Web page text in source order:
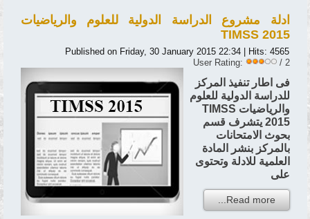
ادلة مشروع الدراسة الدولية للعلوم والرياضيات
TIMSS 2015
Published on Friday, 30 January 2015 22:34| Hits: 4565
User Rating:
/ 2
فى اطار تنفيذ المركز
للدراسة الدولية للعلوم
والرياضيات TIMSS
2015 يتشرف قسم
بحوث الامتحانات
بالمركز بنشر المادة
العلمية للادلة وتحتوى
على
Read more...